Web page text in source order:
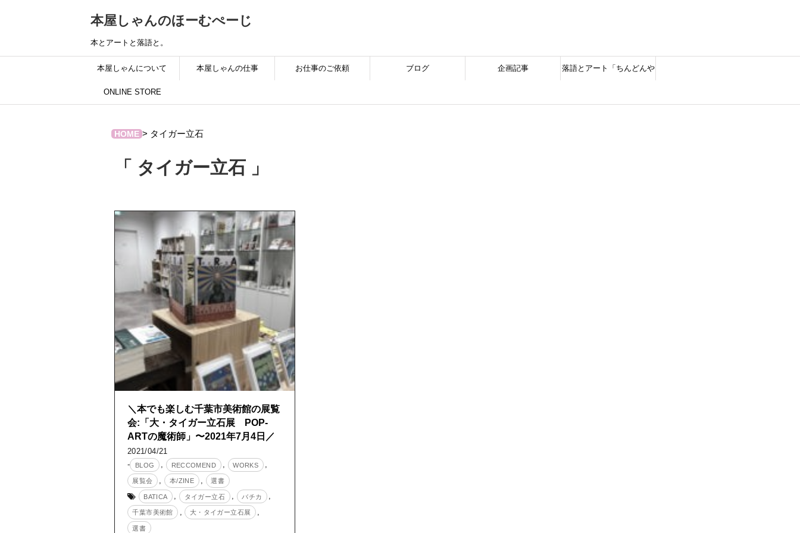
本屋しゃんのほーむぺーじ
本とアートと落語と。
本屋しゃんについて 本屋しゃんの仕事 お仕事のご依頼 ブログ 企画記事 落語とアート「ちんどんや
ONLINE STORE
HOME> タイガー立石
「 タイガー立石 」
＼本でも楽しむ千葉市美術館の展覧
会:「大・タイガー立石展 POP-
ARTの魔術師」〜2021年7月4日／
2021/04/21
-
BLOG , RECCOMEND , WORKS ,
展覧会 , 本/ZINE , 選書
BATICA , タイガー立石 , バチカ ,
千葉市美術館 , 大・タイガー立石展 ,
選書